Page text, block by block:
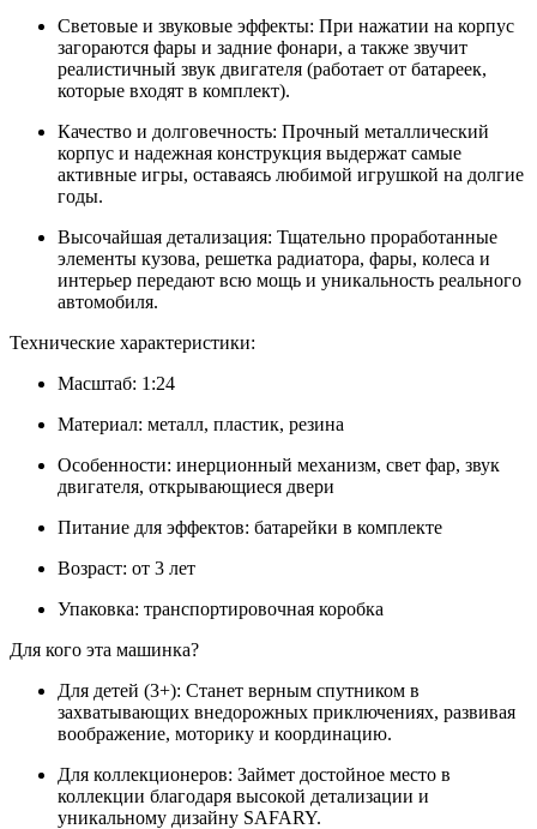
Световые и звуковые эффекты: При нажатии на корпус
загораются фары и задние фонари, а также звучит
реалистичный звук двигателя (работает от батареек,
которые входят в комплект).
Качество и долговечность: Прочный металлический
корпус и надежная конструкция выдержат самые
активные игры, оставаясь любимой игрушкой на долгие
годы.
Высочайшая детализация: Тщательно проработанные
элементы кузова, решетка радиатора, фары, колеса и
интерьер передают всю мощь и уникальность реального
автомобиля.
Технические характеристики:
Масштаб: 1:24
Материал: металл, пластик, резина
Особенности: инерционный механизм, свет фар, звук
двигателя, открывающиеся двери
Питание для эффектов: батарейки в комплекте
Возраст: от 3 лет
Упаковка: транспортировочная коробка
Для кого эта машинка?
Для детей (3+): Станет верным спутником в
захватывающих внедорожных приключениях, развивая
воображение, моторику и координацию.
Для коллекционеров: Займет достойное место в
коллекции благодаря высокой детализации и
уникальному дизайну SAFARY.